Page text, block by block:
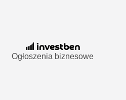
Ogłoszenia biznesowe